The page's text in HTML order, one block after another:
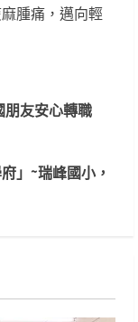
腫痛，邁向輕
朋友安心轉職
」~瑞峰國小，